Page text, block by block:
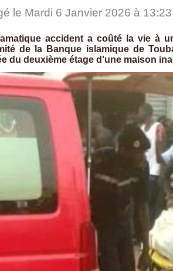
le Mardi 6 Janvier 2026 à
accident a coûté la vie à
de la Banque islamique de
du deuxième étage d’une maison